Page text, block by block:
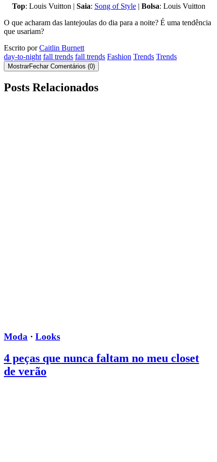
Top: Louis Vuitton | Saia: Song of Style| Bolsa: Louis Vuitton
O que acharam das lantejoulas do dia para a noite? É uma tendência
que usariam?
Escrito porCaitlin Burnett
day-to-night fall trends fall trends Fashion Trends Trends
MostrarFecharComentários (0)
Posts Relacionados
Moda · Looks
4 peças que nunca faltam no meu closet
de verão